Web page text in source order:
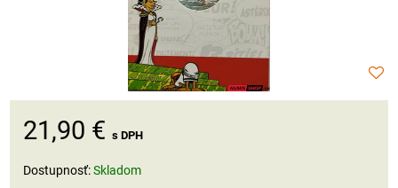
21,90 € s DPH
Dostupnosť:Skladom